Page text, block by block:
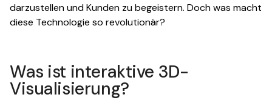
darzustellen und Kunden zu begeistern. Doch was macht
diese Technologie so revolutionär?
Was ist interaktive 3D-
Visualisierung?